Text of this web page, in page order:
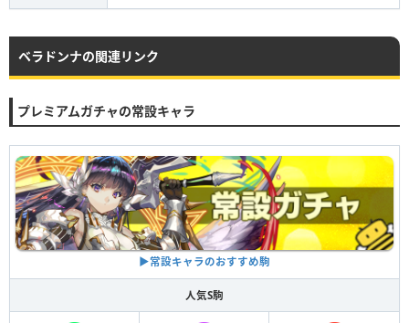
ベラドンナの関連リンク
プレミアムガチャの常設キャラ
▶︎常設キャラのおすすめ駒
人気S駒